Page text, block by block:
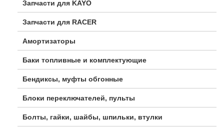
Запчасти для KAYO
Запчасти для RACER
Амортизаторы
Баки топливные и комплектующие
Бендиксы, муфты обгонные
Блоки переключателей, пульты
Болты, гайки, шайбы, шпильки, втулки